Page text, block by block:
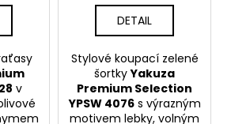
v
DETAIL
Stylové koupací zelené
šortkyYakuza
Premium Selection
YPSW 4076s výrazným
motivem lebky, volným